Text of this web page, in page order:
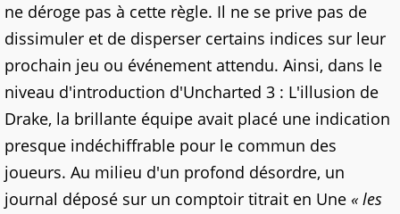
ne déroge pas à cette règle. Il ne se prive pas de
dissimuler et de disperser certains indices sur leur
prochain jeu ou événement attendu. Ainsi, dans le
niveau d'introduction d'Uncharted 3 : L'illusion de
Drake, la brillante équipe avait placé une indication
presque indéchiffrable pour le commun des
joueurs. Au milieu d'un profond désordre, un
journal déposé sur un comptoir titrait en Une « les